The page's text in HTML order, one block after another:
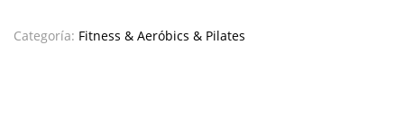
Categoría: Fitness & Aeróbics & Pilates